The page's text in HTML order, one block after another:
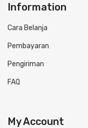
Information
Cara Belanja
Pembayaran
Pengiriman
FAQ
My Account